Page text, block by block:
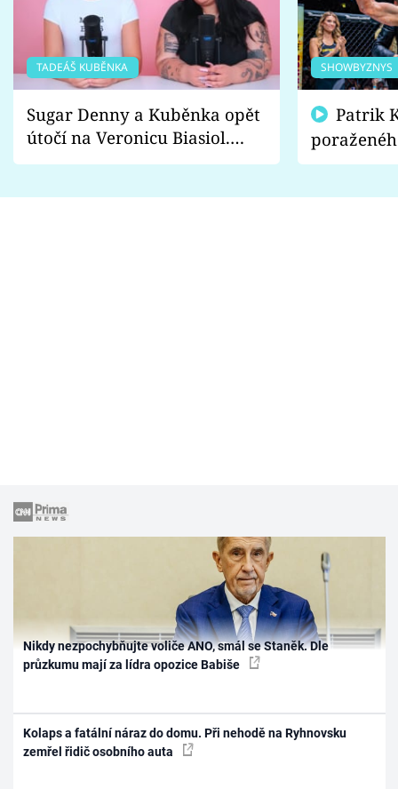
TADEÁŠ KUBĚNKA
Sugar Denny a Kuběnka opět
útočí na Veronicu Biasiol.
Proč je podle nich falešná a
SHOWBYZNYS
fanoušci
Nikdy nezpochybňujte voliče ANO, smál se Staněk. Dle
průzkumu mají za lídra opozice Babiše
Kolaps a fatální náraz do domu. Při nehodě na Ryhnovsku
zemřel řidič osobního auta